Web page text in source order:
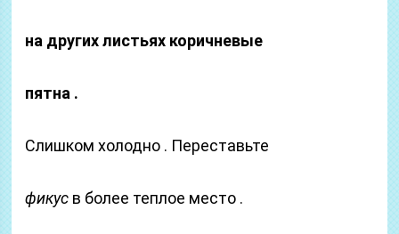
на других листьях коричневые
пятна .
Слишком холодно . Переставьте
фикус в более теплое место .